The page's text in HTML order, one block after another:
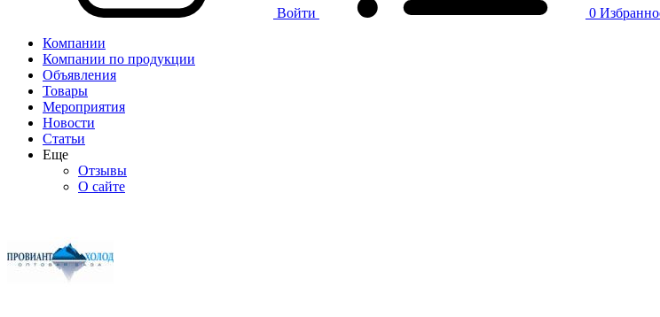
Войти 0
Компании
Компании по продукции
Объявления
Товары
Мероприятия
Новости
Статьи
Еще
Отзывы
О сайте